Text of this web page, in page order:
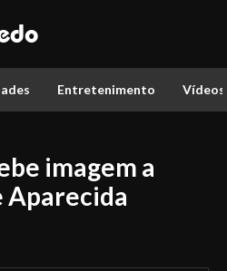
Entretenimento Vídeos
imagem a
Aparecida